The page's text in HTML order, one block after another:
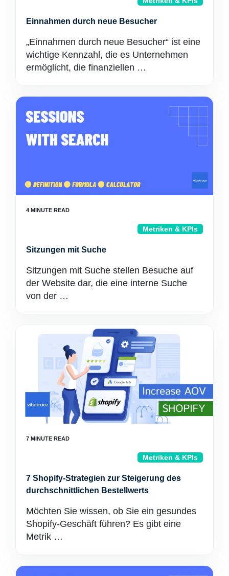
Einnahmen durch neue Besucher
„Einnahmen durch neue Besucher“ ist eine
wichtige Kennzahl, die es Unternehmen
ermöglicht, die finanziellen …
Metriken & KPIs
Sitzungen mit Suche
Sitzungen mit Suche stellen Besuche auf
der Website dar, die eine interne Suche
von der …
Metriken & KPIs
7 Shopify-Strategien zur Steigerung des
durchschnittlichen Bestellwerts
Möchten Sie wissen, ob Sie ein gesundes
Shopify-Geschäft führen? Es gibt eine
Metrik …